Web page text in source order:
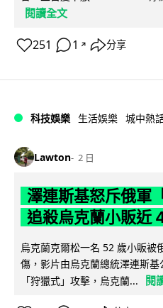
閱讀全文
251 1 ↗ 分享
科技娛樂 生活娛樂 城中熱
Lawton 2 日
澤連斯基怒斥俄軍
追殺烏克蘭小販近
烏克蘭克爾松一名 52 歲小販被
傷，影片由烏克蘭總統澤連斯
「狩獵式」攻擊，烏克蘭...
閱